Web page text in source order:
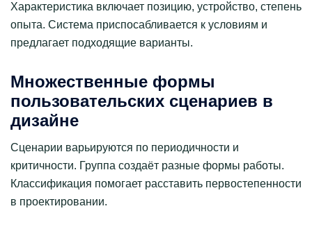
Характеристика включает позицию, устройство, степень
опыта. Система приспосабливается к условиям и
предлагает подходящие варианты.
Множественные формы
пользовательских сценариев в
дизайне
Сценарии варьируются по периодичности и
критичности. Группа создаёт разные формы работы.
Классификация помогает расставить первостепенности
в проектировании.